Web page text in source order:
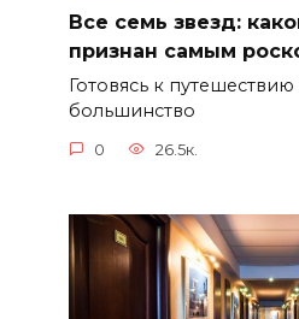
Все семь звезд:
признан самым
Готовясь к
большинство
0 26.5к.